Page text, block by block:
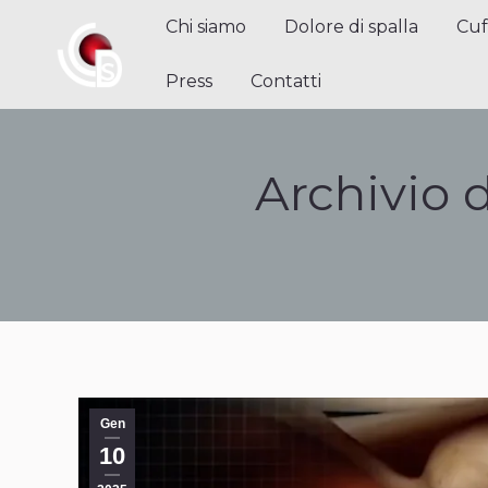
Chi siamo Dolore di spalla
Press Contatti
Archivio
Gen
10
Chi siamo Dolore di spalla